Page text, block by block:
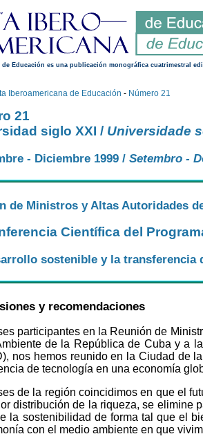
de Educación es una publicación monográfica cuatrimestral
Iberoamericana de Educación - Número 21
21
siglo XXI / Universidade
- Diciembre 1999 /Setembro -
de Ministros y Altas Autoridades
Científica del
sostenible y la transferencia
y recomendaciones
participantes en la Reunión de
de la República de Cuba y a
nos hemos reunido en la Ciudad de
de tecnología en una economía
de la región coincidimos en que el
distribución de la riqueza, se elimine
la sostenibilidad de forma tal que el
con el medio ambiente en que